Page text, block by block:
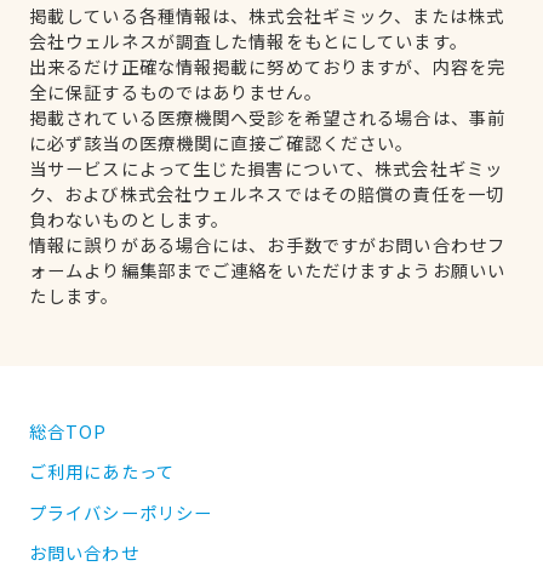
掲載している各種情報は、株式会社ギミック、または株式
会社ウェルネスが調査した情報をもとにしています。
出来るだけ正確な情報掲載に努めておりますが、内容を完
全に保証するものではありません。
掲載されている医療機関へ受診を希望される場合は、事前
に必ず該当の医療機関に直接ご確認ください。
当サービスによって生じた損害について、株式会社ギミッ
ク、および株式会社ウェルネスではその賠償の責任を一切
負わないものとします。
情報に誤りがある場合には、お手数ですがお問い合わせフ
ォームより編集部までご連絡をいただけますようお願いい
たします。
総合TOP
ご利用にあたって
プライバシーポリシー
お問い合わせ